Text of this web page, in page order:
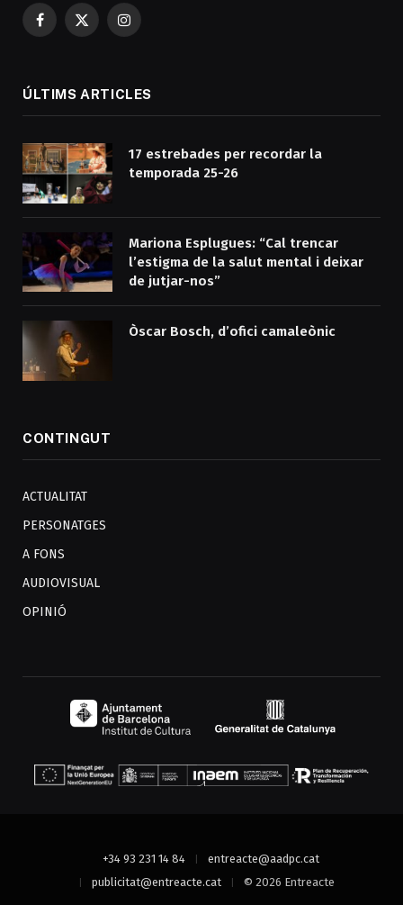
Facebook
X
Instagram
ÚLTIMS ARTICLES
17 estrebades per recordar la
temporada 25-26
Mariona Esplugues: “Cal trencar
l’estigma de la salut mental i deixar
de jutjar-nos”
Òscar Bosch, d’ofici camaleònic
CONTINGUT
ACTUALITAT
PERSONATGES
A FONS
AUDIOVISUAL
OPINIÓ
+34 93 231 14 84
entreacte@aadpc.cat
publicitat@entreacte.cat
© 2026 Entreacte